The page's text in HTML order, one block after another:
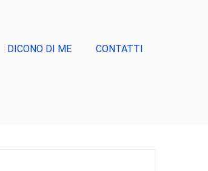
DICONO DI ME CONTATTI